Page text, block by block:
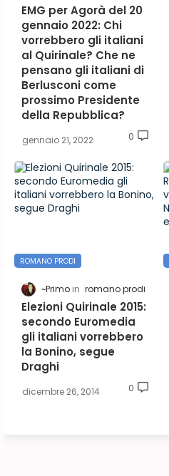
EMG per Agorà del 20
gennaio 2022: Chi
vorrebbero gli italiani
al Quirinale? Che ne
pensano gli italiani di
Berlusconi come
prossimo Presidente
della Repubblica?
gennaio 21, 2022 0
ROMANO PRODI
~Primo romano prodi
Elezioni Quirinale 2015:
secondo Euromedia
gli italiani vorrebbero
la Bonino, segue
Draghi
dicembre 26, 2014 0